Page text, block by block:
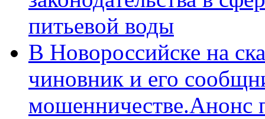
питьевой воды
В Новороссийске на
чиновник и его
мошенничестве.Анонс